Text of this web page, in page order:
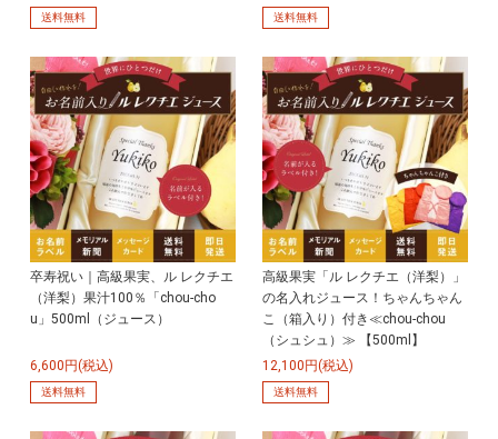
送料無料 送料無料
卒寿祝い｜高級果実、ル レクチエ
（洋梨）果汁100％「chou-cho
u」500ml（ジュース）
6,600円(税込)
送料無料
高級果実「ル レクチエ（洋梨）」
の名入れジュース！ちゃんちゃん
こ（箱入り）付き≪chou-chou
（シュシュ）≫ 【500ml】
12,100円(税込)
送料無料